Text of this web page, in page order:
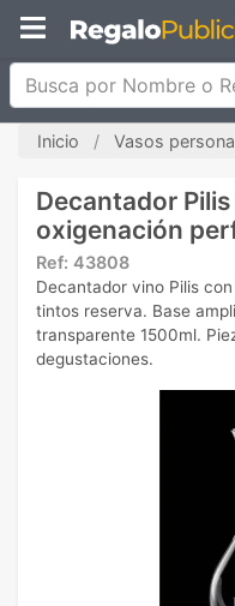
Busca por Nombre o
Inicio Vasos
Decantador
oxigenación
Ref: 43808
Decantador vino Pilis
tintos reserva. Base
transparente 1500ml.
degustaciones.